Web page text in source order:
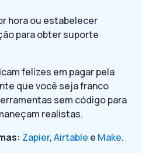
hora ou estabelecer
para obter suporte
felizes em pagar pela
que você seja franco
sem código para
realistas.
Zapier,Airtable e Make.